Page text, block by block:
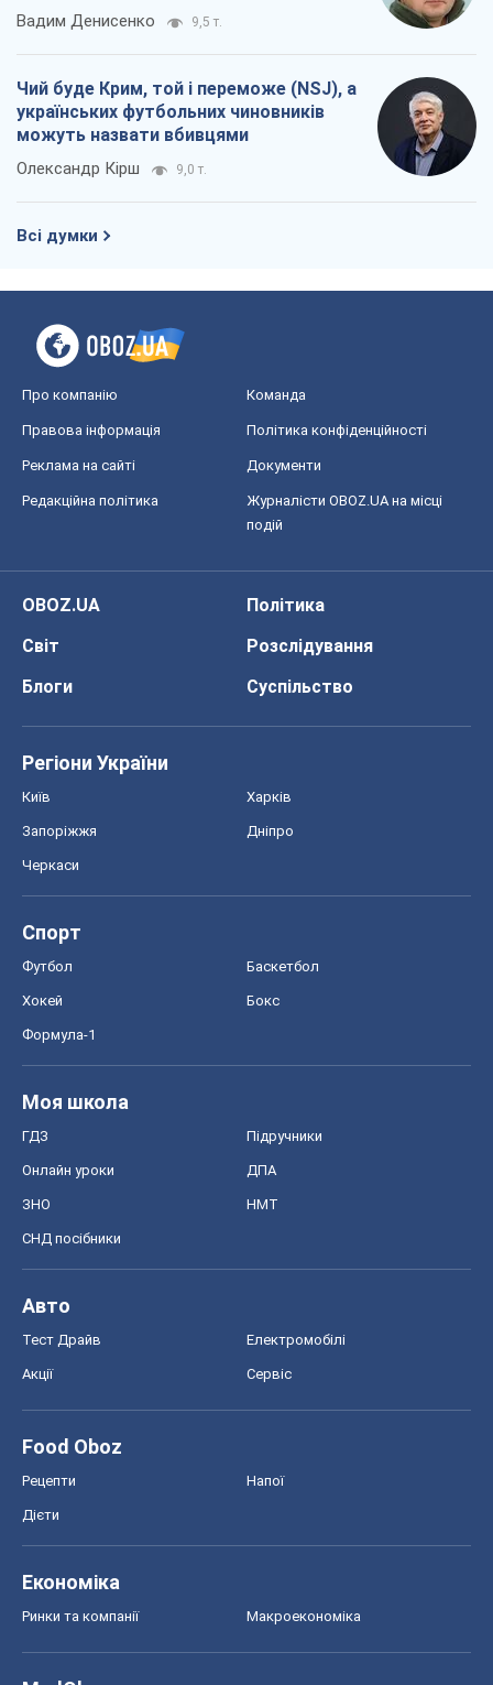
Вадим Денисенко 9,5 т.
Чий буде Крим, той і переможе (NSJ), а
українських футбольних чиновників
можуть назвати вбивцями
Олександр Кірш 9,0 т.
Всі думки
Про компанію Команда
Правова інформація Політика конфіденційності
Реклама на сайті Документи
Редакційна політика
Журналісти OBOZ.UA на місці
подій
OBOZ.UA
Політика
Світ
Розслідування
Блоги
Суспільство
Регіони України
Київ Харків
Запоріжжя Дніпро
Черкаси
Спорт
Футбол Баскетбол
Хокей Бокс
Формула-1
Моя школа
ГДЗ Підручники
Онлайн уроки ДПА
ЗНО НМТ
СНД посібники
Авто
Тест Драйв Електромобілі
Акції Сервіс
Food Oboz
Рецепти Напої
Дієти
Економіка
Ринки та компанії Макроекономіка